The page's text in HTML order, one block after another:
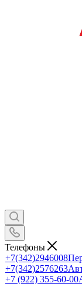
Телефоны
+7(342)2946008
+7(342)2576263
+7 (922) 355-60-00